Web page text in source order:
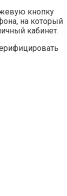
кнопку
на который
кабинет.